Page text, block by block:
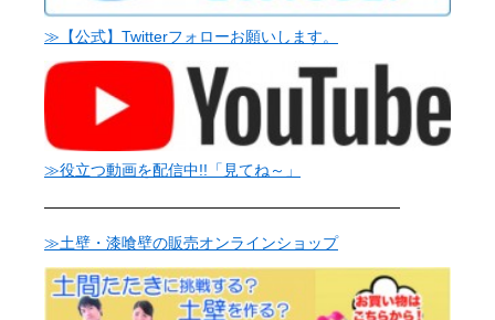
≫【公式】Twitterフォローお願いします。
≫役立つ動画を配信中!!「見てね～」
———————————————————————
≫土壁・漆喰壁の販売オンラインショップ